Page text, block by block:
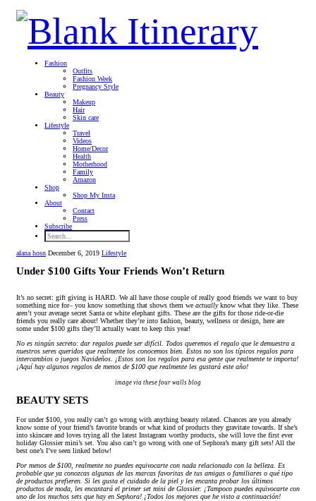
Fashion
Outfits
Fashion Week
Pregnancy Style
Beauty
Makeup
Hair
Skin care
Lifestyle
Travel
Videos
Home/Decor
Health
Motherhood
Family
Amazon
Shop
Shop My Insta
About
Contact
Press
Subscribe
alana hosn December 6, 2019 Lifestyle
Under $100 Gifts Your Friends Won’t Return
It’s no secret: gift giving is HARD. We all have those couple of really good friends we want to buy
something nice for– you know something that shows them we actuallyknow what they like. These
aren’t your average secret Santa or white elephant gifts. These are the gifts for those ride-or-die
friends you really care about! Whether they’re into fashion, beauty, wellness or design, here are
some under $100 gifts they’ll actually want to keep this year!
No es ningún secreto: dar regalos puede ser difícil. Todos queremos el regalo que le demuestra a
nuestros seres queridos que realmente los conocemos bien. Estos no son los típicos regalos para
intercambios o juegos Navideños. ¡Estos son los regalos para esa gente que realmente te importa!
¡Aquí hay algunos regalos de menos de $100 que realmente les gustará este año!
image via these four walls blog
BEAUTY SETS
For under $100, you really can’t go wrong with anything beauty related. Chances are you already
know some of your friend’s favorite brands or what kind of products they gravitate towards. If she’s
into skincare and loves trying all the latest Instagram worthy products, she will love the first ever
holiday Glossier mini’s set. You also can’t go wrong with one of Sephora’s many gift sets! All the
best one’s I’ve seen linked below!
Por menos de $100, realmente no puedes equivocarte con nada relacionado con la belleza. Es
probable que ya conozcas algunas de las marcas favoritas de tus amigas o familiares o qué tipo
de productos prefieren. Si les gusta el cuidado de la piel y les encanta probar los últimos
productos de moda, les encantará el primer set mini de Glossier. ¡Tampoco puedes equivocarte con
uno de los muchos sets que hay en Sephora! ¡Todos los mejores que he visto a continuación!